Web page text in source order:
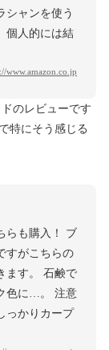
シャンを使う
個人的には結
www.amazon.co.jp
のレビューです
特にそう感じる
らも購入！ ブ
すがこちらの
ます。 石鹸で
色に…。 注意
っかりカープ